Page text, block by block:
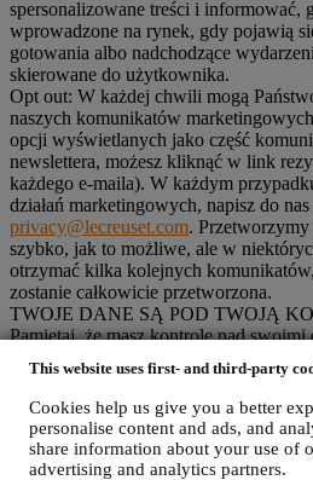
This website uses first- and third-party
Cookies help us give you a better
personalise content and ads, and
share information about your use of
advertising and analytics partners.
spersonalizowane treści i informować,
wprowadzone na rynek, gdy pojawią
gotowania albo nadchodzące
skierowane do użytkownika.
Opt out: W każdej chwili mogą
naszych komunikatów
opcji wyświetlanych jako część
newslettera, możesz kliknąć w link
każdego e-maila). W każdym
działań marketingowych, napisz do nas
privacy@lecreuset.com.
szybko, jak to możliwe, ale w
otrzymać kilka kolejnych
zostanie całkowicie przetworzona.
TWOJE DANE SĄ POD TWOJĄ
Pamiętaj, że masz kontrolę nad
przekażemy Twoich danych
własnych celów marketingowych bez
uzyskania jakichkolwiek informacji lub
prywatności, możesz wysłać do nas e-
privacy@lecreuset.com, aby